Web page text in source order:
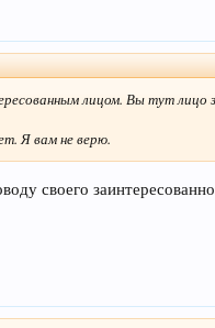
лицом. Вы тут лицо
Я вам не верю.
своего